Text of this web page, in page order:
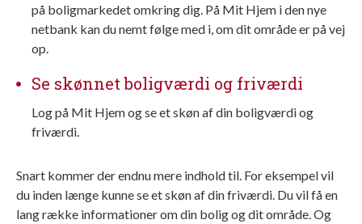
på boligmarkedet omkring dig. På Mit Hjem i den nye
netbank kan du nemt følge med i, om dit område er på vej
op.
Se skønnet boligværdi og friværdi
Log på Mit Hjem og se et skøn af din boligværdi og
friværdi.
Snart kommer der endnu mere indhold til. For eksempel vil
du inden længe kunne se et skøn af din friværdi. Du vil få en
lang række informationer om din bolig og dit område. Og